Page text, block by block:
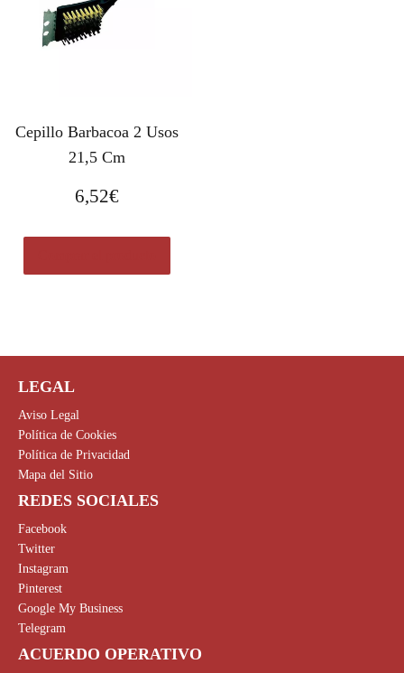
Cepillo Barbacoa 2 Usos
21,5 Cm
6,52€
LEGAL
Aviso Legal
Política de Cookies
Política de Privacidad
Mapa del Sitio
REDES SOCIALES
Facebook
Twitter
Instagram
Pinterest
Google My Business
Telegram
ACUERDO OPERATIVO